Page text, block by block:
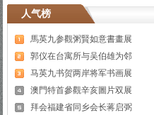
人气榜
馬英九参觀粥賢如意書畫展
郭仪在台寓所与吴伯雄为邻
马英九书贺两岸将军书画展
澳門特首參觀辛亥圖片双展
拜会福建省同乡会长蒋启弼